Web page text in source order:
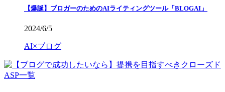
【爆誕】ブロガーのためのAIライティングツール「BLOGAI」
2024/6/5
AI×ブログ